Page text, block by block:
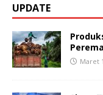
UPDATE
Maret